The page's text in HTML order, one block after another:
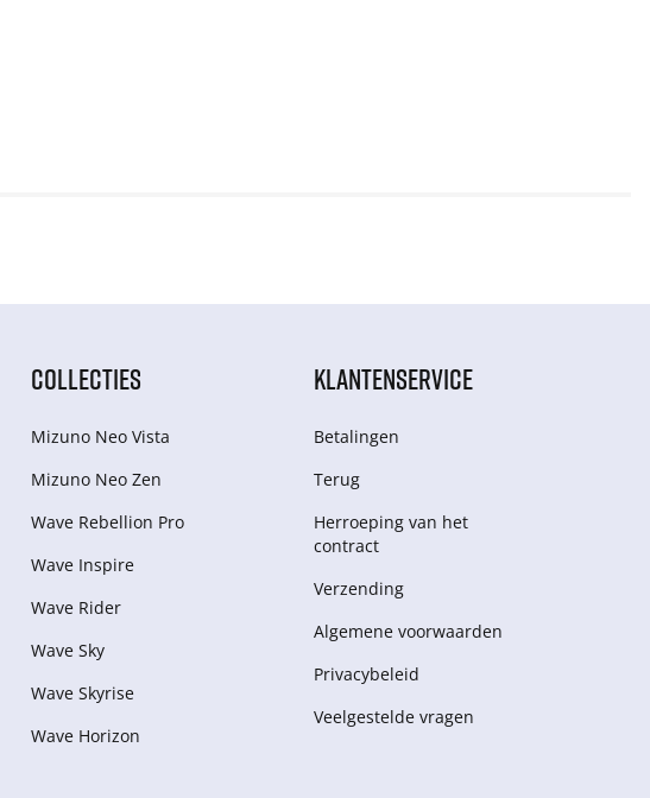
COLLECTIES
Mizuno Neo Vista
Mizuno Neo Zen
Wave Rebellion Pro
Wave Inspire
Wave Rider
Wave Sky
Wave Skyrise
Wave Horizon
KLANTENSERVICE
Betalingen
Terug
Herroeping van het
contract
Verzending
Algemene voorwaarden
Privacybeleid
Veelgestelde vragen